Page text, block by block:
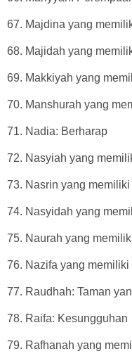
67. Majdina yang
68. Majidah yang
69. Makkiyah yang
70. Manshurah yang
71. Nadia: Berharap
72. Nasyiah yang
73. Nasrin yang memiliki
74. Nasyidah yang
75. Naurah yang
76. Nazifa yang memiliki
77. Raudhah: Taman
78. Raifa: Kesungguhan
79. Rafhanah yang